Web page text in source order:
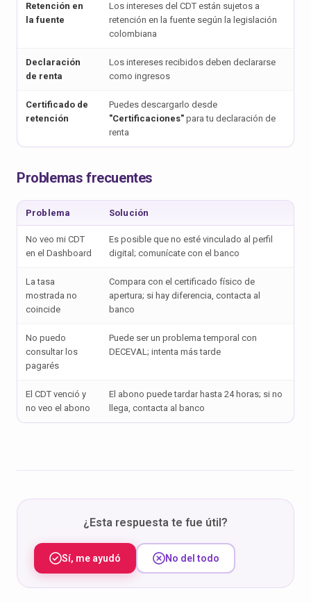
Retención en
la fuente
Los intereses del CDT están sujetos a
retención en la fuente según la legislación
colombiana
Declaración
de renta
Los intereses recibidos deben declararse
como ingresos
Certificado de
retención
Puedes descargarlo desde
"Certificaciones" para tu declaración de
renta
Problemas frecuentes
Problema Solución
No veo mi CDT
en el Dashboard
Es posible que no esté vinculado al perfil
digital; comunícate con el banco
La tasa
mostrada no
coincide
Compara con el certificado físico de
apertura; si hay diferencia, contacta al
banco
No puedo
consultar los
pagarés
Puede ser un problema temporal con
DECEVAL; intenta más tarde
El CDT venció y
no veo el abono
El abono puede tardar hasta 24 horas; si no
llega, contacta al banco
¿Esta respuesta te fue útil?
Sí, me ayudó No del todo